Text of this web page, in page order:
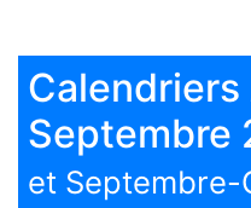
Septembre
et Septembre-